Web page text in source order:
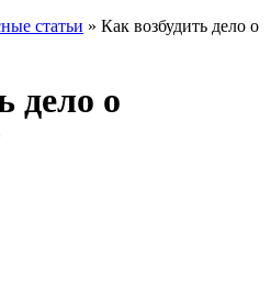
статьи » Как возбудить дело о
дело о